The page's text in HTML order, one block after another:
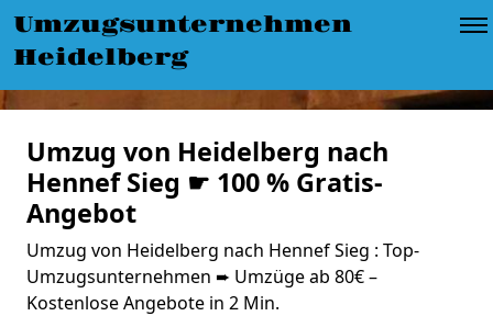
Umzugsunternehmen
Heidelberg
Umzug von Heidelberg nach
Hennef Sieg ☛ 100 % Gratis-
Angebot
Umzug von Heidelberg nach Hennef Sieg : Top-
Umzugsunternehmen ➨ Umzüge ab 80€ –
Kostenlose Angebote in 2 Min.